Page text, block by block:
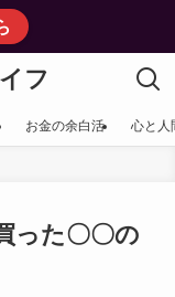
フ
お金の余白活 心と人
った〇〇の